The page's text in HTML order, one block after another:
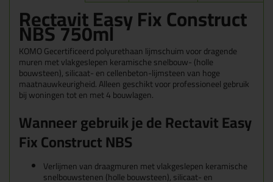
Rectavit Easy Fix Construct
NBS 750ml
KOMO Gecertificeerd polyurethaan lijmschuim voor dragende
muren met vlakgeslepen keramische snelbouw- (holle
bouwsteen), silicaat- en cellenbeton-lijmsteen van hoge
maatnauwkeurigheid. Alleen geschikt voor professioneel gebruik
bij woningen tot en met 4 bouwlagen.
Wanneer gebruik je deRectavit Easy
Fix Construct NBS
Verlijmen van draagmuren met vlakgeslepen keramische
snelbouwstenen (holle bouwsteen), silicaat- en